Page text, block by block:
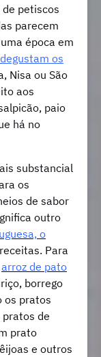
petiscos
parecem
época em
os
Nisa ou São
aos
paio
há no
substancial
os
de sabor
outro
o
Para
arroz de pato
borrego
os pratos
de
prato
e outros